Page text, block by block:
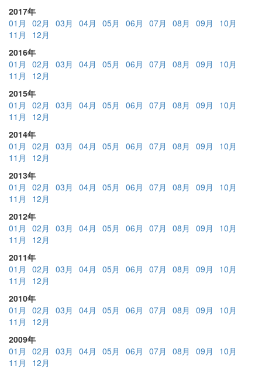
2017年
01月
02月 03月 04月 05月 06月 07月 08月 09月
10月
11月
12月
2016年
01月
02月 03月 04月 05月 06月 07月 08月 09月
10月
11月
12月
2015年
01月
02月 03月 04月 05月 06月 07月 08月 09月
10月
11月
12月
2014年
01月
02月 03月 04月 05月 06月 07月 08月 09月
10月
11月
12月
2013年
01月
02月 03月 04月 05月 06月 07月 08月 09月
10月
11月
12月
2012年
01月
02月 03月 04月 05月 06月 07月 08月 09月
10月
11月
12月
2011年
01月
02月 03月 04月 05月 06月 07月 08月 09月
10月
11月
12月
2010年
01月
02月 03月 04月 05月 06月 07月 08月 09月
10月
11月
12月
2009年
01月
02月 03月 04月 05月 06月 07月 08月 09月
10月
11月
12月